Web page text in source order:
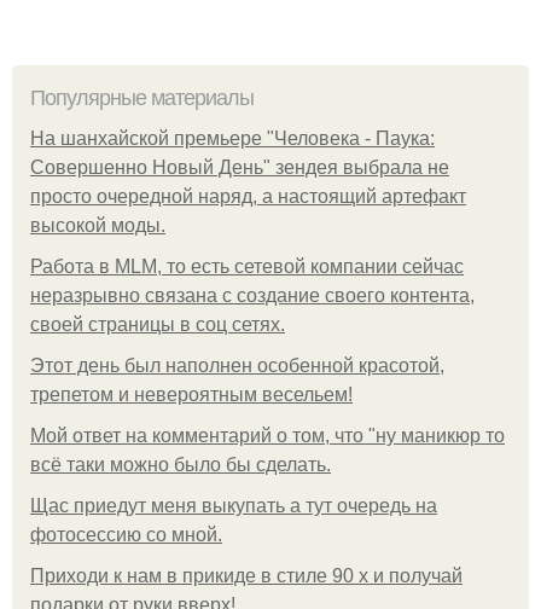
Популярные материалы
На шанхайской премьере "Человека - Паука:
Совершенно Новый День" зендея выбрала не
просто очередной наряд, а настоящий артефакт
высокой моды.
Работа в MLM, то есть сетевой компании сейчас
неразрывно связана с создание своего контента,
своей страницы в соц сетях.
Этот день был наполнен особенной красотой,
трепетом и невероятным весельем!
Мой ответ на комментарий о том, что "ну маникюр то
всё таки можно было бы сделать.
Щас приедут меня выкупать а тут очередь на
фотосессию со мной.
Приходи к нам в прикиде в стиле 90 х и получай
подарки от руки вверх!